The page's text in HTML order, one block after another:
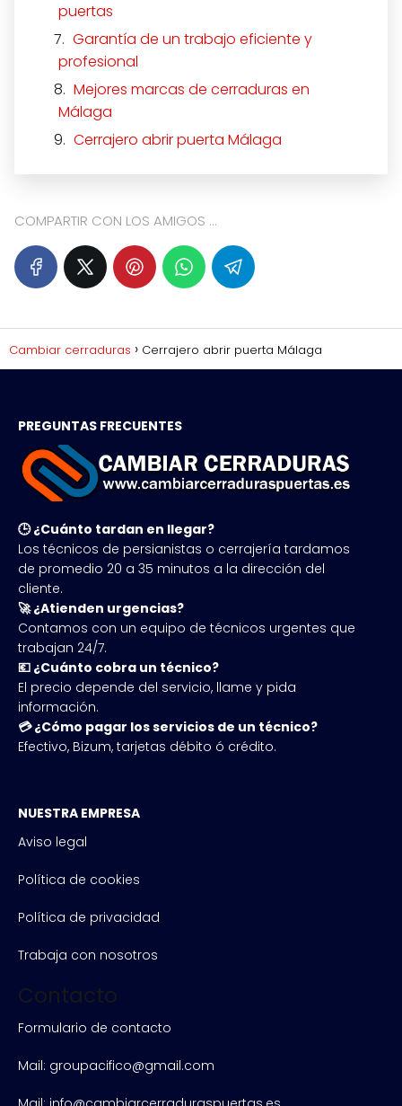
puertas
Garantía de un trabajo eficiente y
profesional
Mejores marcas de cerraduras en
Málaga
Cerrajero abrir puerta Málaga
COMPARTIR CON LOS AMIGOS ...
Cambiar cerraduras Cerrajero abrir puerta Málaga
PREGUNTAS FRECUENTES
🕒 ¿Cuánto tardan en llegar?
Los técnicos de persianistas o cerrajería tardamos
de promedio 20 a 35 minutos a la dirección del
cliente.
🚀 ¿Atienden urgencias?
Contamos con un equipo de técnicos urgentes que
trabajan 24/7.
💶 ¿Cuánto cobra un técnico?
El precio depende del servicio, llame y pida
información.
💳 ¿Cómo pagar los servicios de un técnico?
Efectivo, Bizum, tarjetas débito ó crédito.
NUESTRA EMPRESA
Aviso legal
Política de cookies
Política de privacidad
Trabaja con nosotros
Contacto
Formulario de contacto
Mail: groupacifico@gmail.com